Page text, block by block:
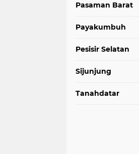
Pasaman Barat
Payakumbuh
Pesisir Selatan
Sijunjung
Tanahdatar